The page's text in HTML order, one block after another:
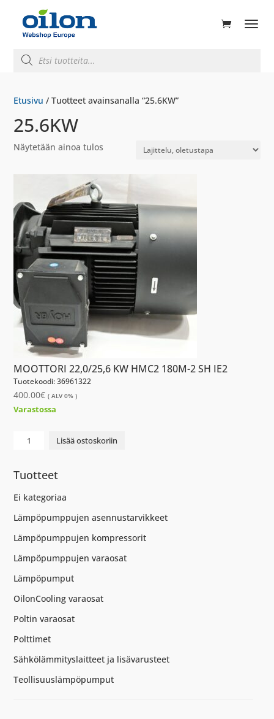
search
Etusivu / Tuotteet avainsanalla “25.6KW”
25.6KW
Näytetään ainoa tulos
MOOTTORI 22,0/25,6 KW HMC2 180M-2 SH IE2
Tuotekoodi: 36961322
400.00€ ( ALV 0% )
Varastossa
MOOTTORI
HMC2
180M-
SH
IE2
Lisää ostoskoriin
Tuotteet
Ei kategoriaa
Lämpöpumppujen asennustarvikkeet
Lämpöpumppujen kompressorit
Lämpöpumppujen varaosat
Lämpöpumput
OilonCooling varaosat
Poltin varaosat
Polttimet
Sähkölämmityslaitteet ja lisävarusteet
Teollisuuslämpöpumput